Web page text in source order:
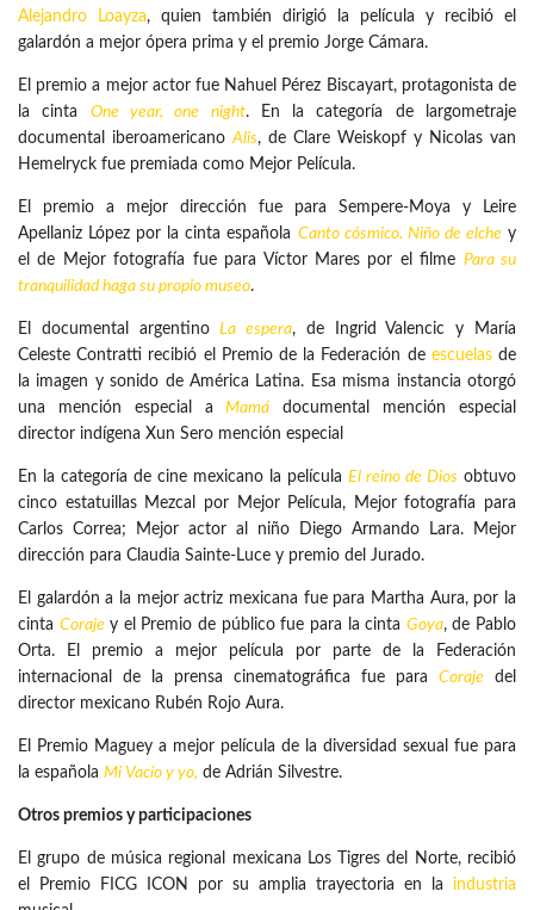
Alejandro Loayza, quien también dirigió la película y recibió el
galardón a mejor ópera prima y el premio Jorge Cámara.
El premio a mejor actor fue Nahuel Pérez Biscayart, protagonista de
la cinta One year, one night. En la categoría de largometraje
documental iberoamericanoAlis, de Clare Weiskopf y Nicolas van
Hemelryck fue premiada como Mejor Película.
El premio a mejor dirección fue para Sempere-Moya y Leire
Apellaniz López por la cinta española Canto cósmico. Niño de elchey
el de Mejor fotografía fue para Víctor Mares por el filme Para su
tranquilidad haga su propio museo.
El documental argentinoLa espera, de Ingrid Valencic y María
Celeste Contratti recibió el Premio de la Federación de escuelasde
la imagen y sonido de América Latina. Esa misma instancia otorgó
una mención especial aMamá documental mención especial
director indígena Xun Sero mención especial
En la categoría de cine mexicano la película El reino de Dios obtuvo
cinco estatuillas Mezcal por Mejor Película, Mejor fotografía para
Carlos Correa; Mejor actor al niño Diego Armando Lara. Mejor
dirección para Claudia Sainte-Luce y premio del Jurado.
El galardón a la mejor actriz mexicana fue para Martha Aura, por la
cinta Corajey el Premio de público fue para la cinta Goya, de Pablo
Orta. El premio a mejor película por parte de la Federación
internacional de la prensa cinematográfica fue para Coraje del
director mexicano Rubén Rojo Aura.
El Premio Maguey a mejor película de la diversidad sexual fue para
la española Mi Vacío y yo, de Adrián Silvestre.
Otros premios y participaciones
El grupo de música regional mexicana Los Tigres del Norte, recibió
el Premio FICG ICON por su amplia trayectoria en la industria